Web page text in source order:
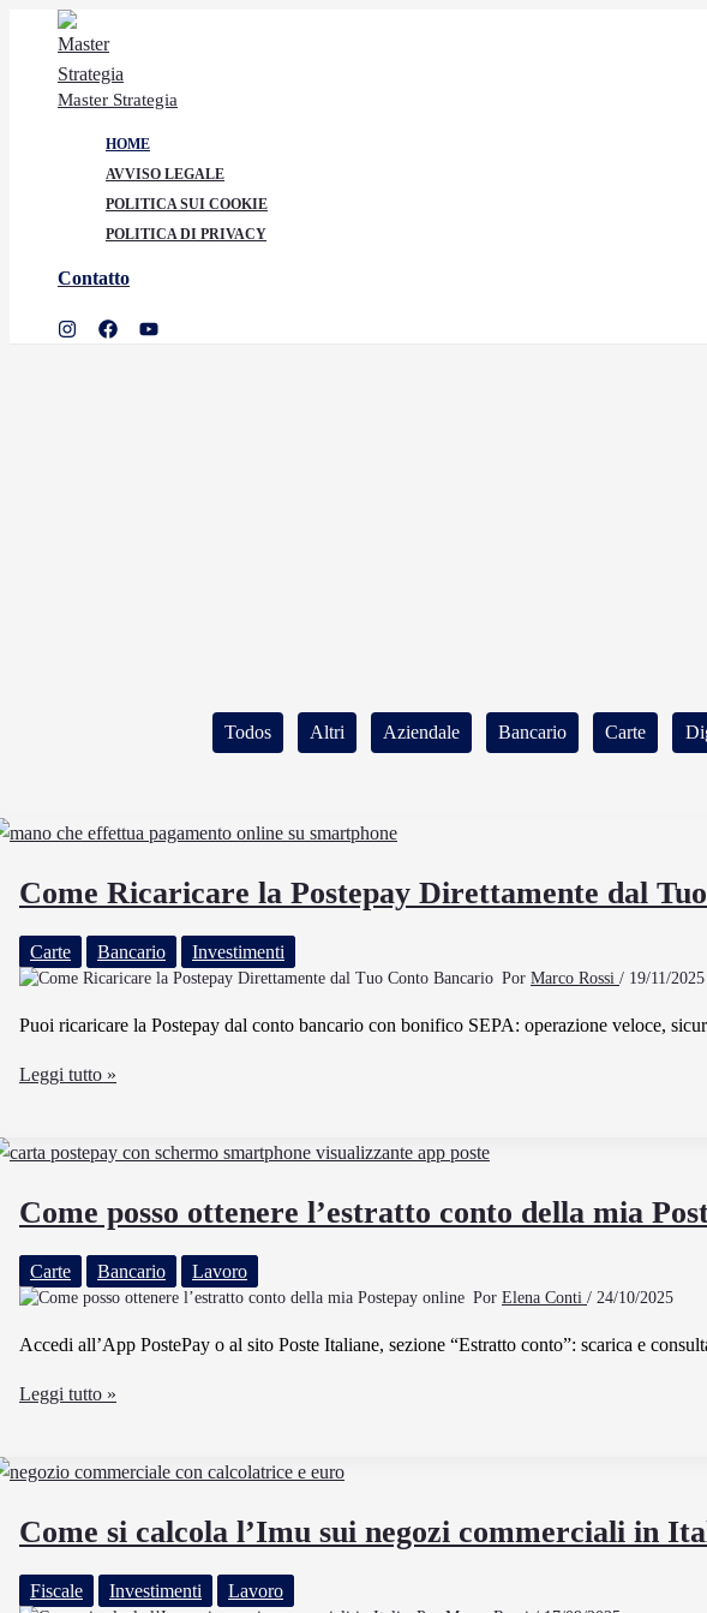
contenido
Master Strategia
HOME
AVVISO LEGALE
POLITICA SUI COOKIE
POLITICA DI PRIVACY
Contatto
Todos Altri Aziendale Bancario Carte
Come Ricaricare la Postepay Direttamente dal
Carte Bancario Investimenti
Por Marco Rossi / 19/11/2025
Puoi ricaricare la Postepay dal conto bancario con bonifico SEPA: operazione veloce,
Come
Postepay
dal
Tuo
Conto
Bancario
Leggi tutto »
Come posso ottenere l’estratto conto della mia
Carte Bancario Lavoro
Por Elena Conti / 24/10/2025
Accedi all’App PostePay o al sito Poste Italiane, sezione “Estratto conto”: scarica e
Come
l’estratto
della
mia
Postepay
Leggi tutto »
Come si calcola l’Imu sui negozi commerciali in
Fiscale Investimenti Lavoro